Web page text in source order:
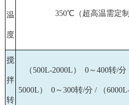
温
度
350℃（超高温需定制
搅
拌
转
（500L-2000L） 0～400转/
5000L） 0～300转/分 / （